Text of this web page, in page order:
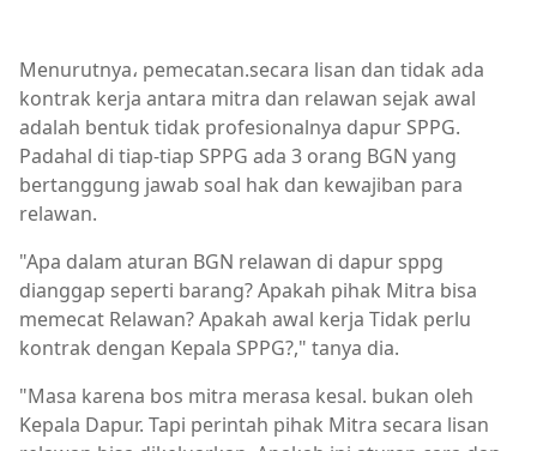
Menurutnya، pemecatan.secara lisan dan tidak ada
kontrak kerja antara mitra dan relawan sejak awal
adalah bentuk tidak profesionalnya dapur SPPG.
Padahal di tiap-tiap SPPG ada 3 orang BGN yang
bertanggung jawab soal hak dan kewajiban para
relawan.
"Apa dalam aturan BGN relawan di dapur sppg
dianggap seperti barang? Apakah pihak Mitra bisa
memecat Relawan? Apakah awal kerja Tidak perlu
kontrak dengan Kepala SPPG?," tanya dia.
"Masa karena bos mitra merasa kesal. bukan oleh
Kepala Dapur. Tapi perintah pihak Mitra secara lisan